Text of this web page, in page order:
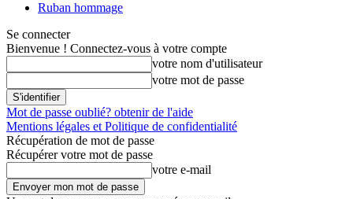
Ruban hommage
Se connecter
Bienvenue ! Connectez-vous à votre compte
votre nom d'utilisateur
votre mot de passe
Mot de passe oublié? obtenir de l'aide
Mentions légales et Politique de confidentialité
Récupération de mot de passe
Récupérer votre mot de passe
votre e-mail